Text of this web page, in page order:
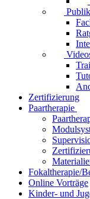
Zertifizierung
Paartherapie
Fokaltherapie/
Online Vorträge
Kinder- und